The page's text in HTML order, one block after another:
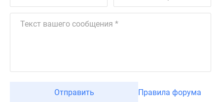
Отправить Правила форума